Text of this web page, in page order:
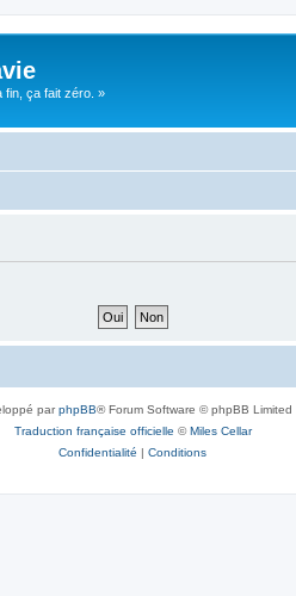
fin, ça fait zéro. »
parphpBB® Forum Software © phpBB Limited
Traduction française officielle ©Miles Cellar
Confidentialité | Conditions